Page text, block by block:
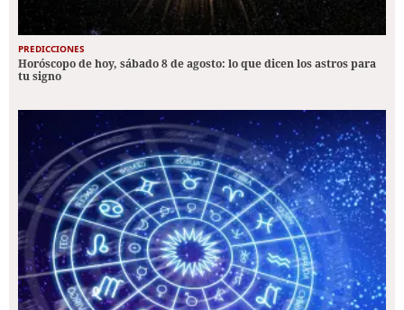
PREDICCIONES
Horóscopo de hoy, sábado 8 de agosto: lo que dicen los astros para
tu signo